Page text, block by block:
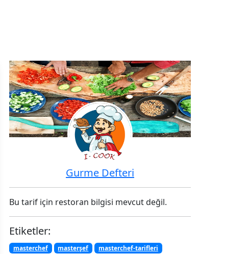
Gurme Defteri
Bu tarif için restoran bilgisi mevcut değil.
Etiketler:
masterchef masterşef
masterchef-tarifleri